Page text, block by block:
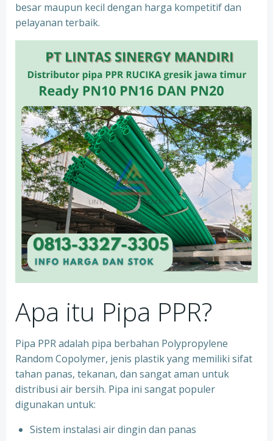
besar maupun kecil dengan harga kompetitif dan
pelayanan terbaik.
Apa itu Pipa PPR?
Pipa PPR adalah pipa berbahan Polypropylene
Random Copolymer, jenis plastik yang memiliki sifat
tahan panas, tekanan, dan sangat aman untuk
distribusi air bersih. Pipa ini sangat populer
digunakan untuk:
Sistem instalasi air dingin dan panas